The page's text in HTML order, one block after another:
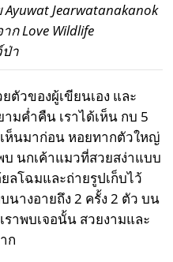
Jearwatanakanok
ก Love Wildlife
า
ตัวของผู้เขียนเอง และ
มค่ำคืน เราได้เห็น กบ 5
ห็นมาก่อน หอยทากตัวใหญ่
นกเค้าแมวที่สวยสง่าแบบ
ลโฉมและถ่ายรูปเก็บไว้
างอายถึง 2 ครั้ง 2 ตัว บน
าพบเจอนั้น สวยงามและ
ก